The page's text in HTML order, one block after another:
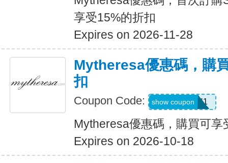
享受15%的折扣
Expires on 2026-11-28
Mytheresa優惠碼，購
扣
Coupon Code: FORYOU1
show coupon
Mytheresa優惠碼，購買可享
Expires on 2026-10-18